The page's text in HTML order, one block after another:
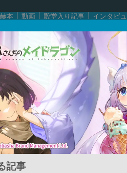
赫本 動画 殿堂入り記事 インタビ
記事